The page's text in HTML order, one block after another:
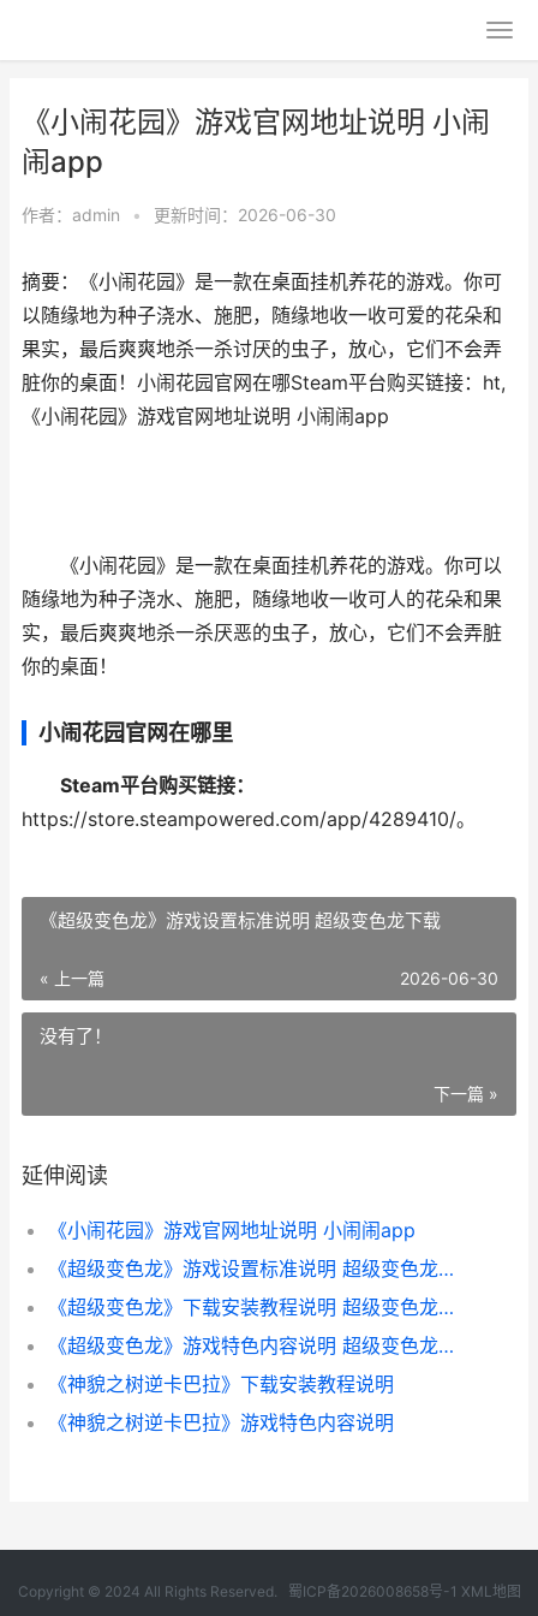
《小闹花园》游戏官网地址说明 小闹
闹app
作者： admin • 更新时间：2026-06-30
摘要：《小闹花园》是一款在桌面挂机养花的游戏。你可
以随缘地为种子浇水、施肥，随缘地收一收可爱的花朵和
果实，最后爽爽地杀一杀讨厌的虫子，放心，它们不会弄
脏你的桌面！小闹花园官网在哪Steam平台购买链接：ht,
《小闹花园》游戏官网地址说明 小闹闹app
《小闹花园》是一款在桌面挂机养花的游戏。你可以
随缘地为种子浇水、施肥，随缘地收一收可人的花朵和果
实，最后爽爽地杀一杀厌恶的虫子，放心，它们不会弄脏
你的桌面！
小闹花园官网在哪里
Steam平台购买链接：
https://store.steampowered.com/app/4289410/。
《超级变色龙》游戏设置标准说明 超级变色龙下载
« 上一篇 2026-06-30
没有了！
下一篇 »
延伸阅读
《小闹花园》游戏官网地址说明 小闹闹app
《超级变色龙》游戏设置标准说明 超级变色龙下载
《超级变色龙》下载安装教程说明 超级变色龙进不去房间怎么办
《超级变色龙》游戏特色内容说明 超级变色龙进不去房间怎么办
《神貌之树逆卡巴拉》下载安装教程说明
《神貌之树逆卡巴拉》游戏特色内容说明
Copyright © 2024 All Rights Reserved. 蜀ICP备2026008658号-1 XML地图